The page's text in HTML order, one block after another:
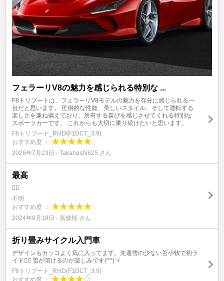
フェラーリV8の魅力を感じられる特別な ...
F8トリブートは、フェラーリV8モデルの魅力を存分に感じられる一
台だと思います。 圧倒的な性能、美しいスタイル、そして運転する
楽しさを兼ね備えており、所有する喜びを感じさせてくれる特別な
スポーツカーです。 これからも大切に乗り続けたいと思います。
F8トリブート_RHD(F1DCT_3.9)
おすすめ度 ：
2026年7月23日 - Takahashi625 さん
最高
🙆‍♂️
不明
おすすめ度 ：
2024年8月18日 - 黒柴桜 さん
折り畳みサイクル入門車
デザインもカッコよく気に入ってます。先週雪の少ない苫小牧で初ラ
イド🚵‍♀️ 雪が溶けるのが楽しみです(^^)ヾ
F8トリブート_RHD(F1DCT_3.9)
おすすめ度 ：